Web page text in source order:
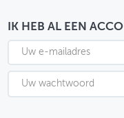
THEMASITES
MIJN PROFIEL
GEBRUIKER
IK HEB AL EEN